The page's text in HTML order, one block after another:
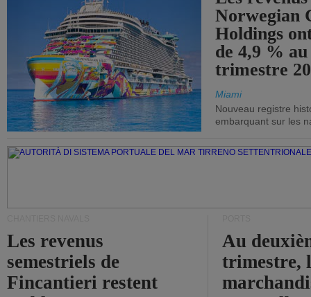
Norwegian
Holdings
de 4,9 %
trimestre
Miami
Nouveau registre
embarquant sur les
Les revenus
semestriels de
Fincantieri restent
Au
trimestre,